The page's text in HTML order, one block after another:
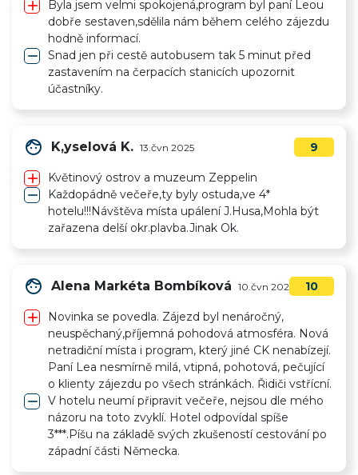
add
Byla jsem velmi spokojená,program byl paní Leou
dobře sestaven,sdělila nám během celého zájezdu
hodně informací.
remove Snad jen při cestě autobusem tak 5 minut před
zastavením na čerpacích stanicích upozornit
účastníky.
face K,yselová K. 13.čvn 2025
add Květinový ostrov a muzeum Zeppelin
remove
Každopádně večeře,ty byly ostuda,ve 4*
hotelu!!!Návštěva místa upálení J.Husa,Mohla být
zařazena delší okr.plavba.Jinak Ok.
9
face Alena Markéta Bombíková 10.čvn 2025
add
Novinka se povedla. Zájezd byl nenáročný,
neuspěchaný,příjemná pohodová atmosféra. Nová
netradiční místa i program, který jiné CK nenabízejí.
Paní Lea nesmírně milá, vtipná, pohotová, pečující
o klienty zájezdu po všech stránkách. Řidiči vstřícní.
remove V hotelu neumí připravit večeře, nejsou dle mého
názoru na toto zvyklí. Hotel odpovídal spíše
3***.Píšu na základě svých zkušeností cestování po
západní části Německa.
10